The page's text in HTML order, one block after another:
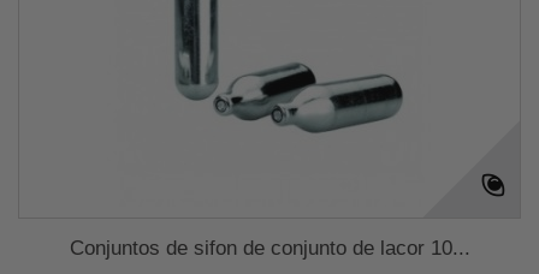
Conjuntos de sifon de conjunto de lacor 10...